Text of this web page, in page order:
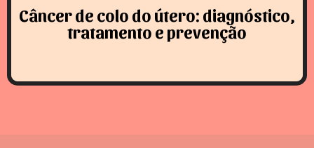
Câncer de colo do útero: diagnóstico,
tratamento e prevenção